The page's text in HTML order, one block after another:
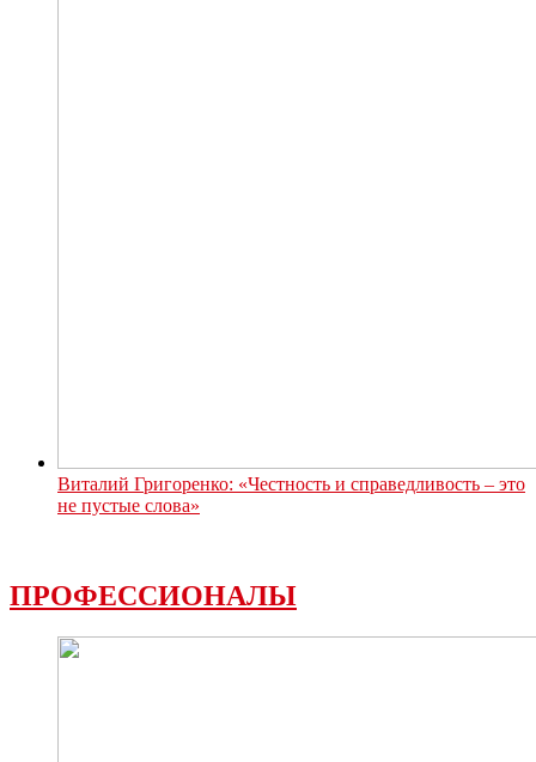
Виталий Григоренко: «Честность и справедливость – это
не пустые слова»
ПРОФЕССИОНАЛЫ